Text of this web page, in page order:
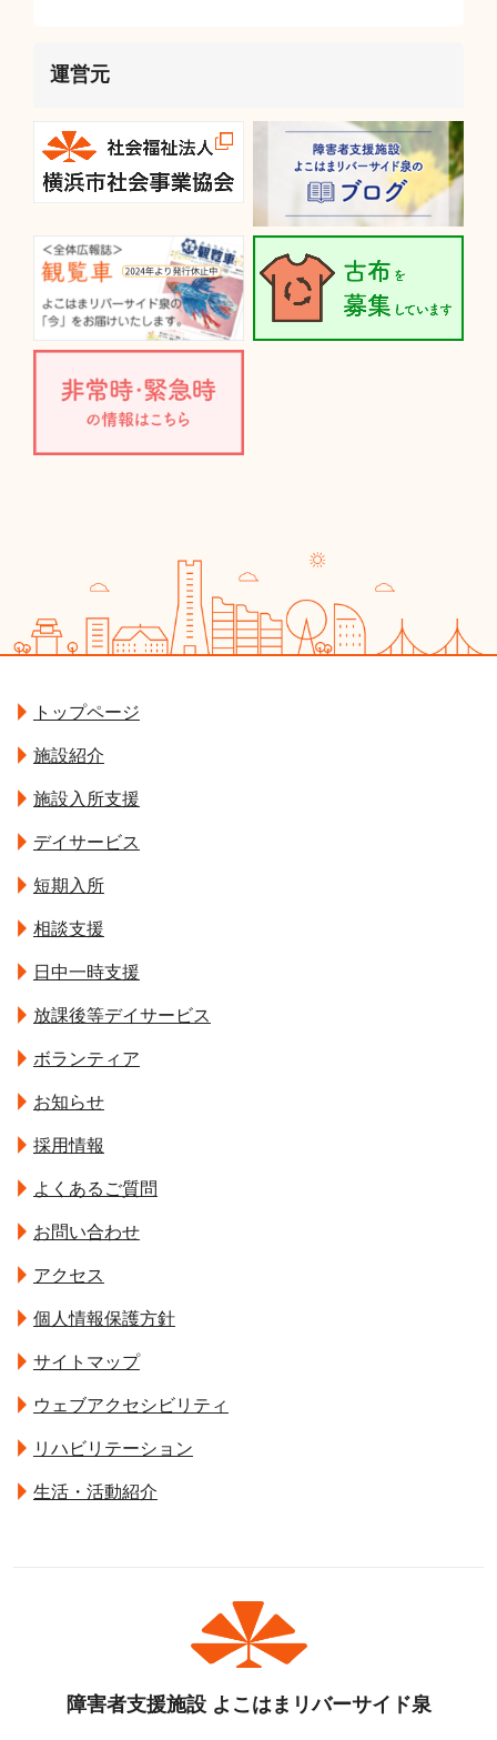
運営元
トップページ
施設紹介
施設入所支援
デイサービス
短期入所
相談支援
日中一時支援
放課後等デイサービス
ボランティア
お知らせ
採用情報
よくあるご質問
お問い合わせ
アクセス
個人情報保護方針
サイトマップ
ウェブアクセシビリティ
リハビリテーション
生活・活動紹介
障害者支援施設 よこはまリバーサイド泉